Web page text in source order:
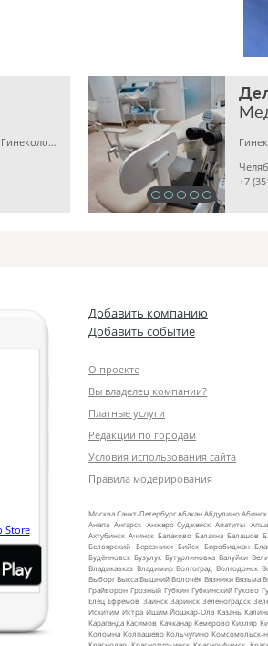
Детская клиника, Медицинская лаборатория, Гинекология
+7
Добавить компанию
Добавить событие
О проекте
Вы владелец компании?
Платные услуги
Редакции по городам
Условия использования сайта
Правила модерирования
МоскваСанкт‑ПетербургАбаканАбдулиноАбинск
Анапа Ангарск Анжеро‑Судженск Апатиты
Ахтубинск Ачинск Балаково Балахна Балашов
Белоярский Березники Бийск Биробиджан
Будённовск Бузулук Бутурлиновка Валуйки
Владикавказ Владимир Волгоград Волгодонск
ВыборгВыкса Вышний Волочёк Вязники Вязьма
Грайворон Грозный Губкин Губкинский Гуково
Елец Ефремов Заинск Заринск Зеленоградск
Искитим Истра Ишим Йошкар‑Ола Казань
Караганда Касимов Качканар Кемерово Кизляр
Коломна Колпашево Кольчугино